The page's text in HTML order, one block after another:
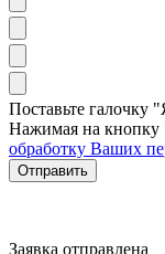
Поставьте галочку
Нажимая на кнопку
обработку Ваших
Отправить
Заявка отправлена